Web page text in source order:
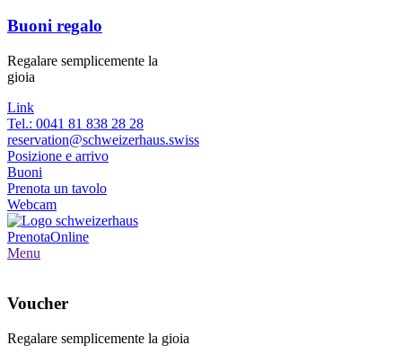
Buoni regalo
Regalare semplicemente la
gioia
Link
Tel.: 0041 81 838 28 28
reservation@schweizerhaus.swiss
Posizione e arrivo
Buoni
Prenota un tavolo
Webcam
PrenotaOnline
Menu
Voucher
Regalare semplicemente la gioia